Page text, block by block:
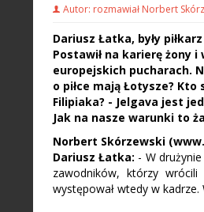
Autor: rozmawiał Norbert
Dariusz Łatka, były
Postawił na karierę żony i
europejskich pucharach.
o piłce mają Łotysze? Kto
Filipiaka? - Jelgava jest
Jak na nasze warunki to
Norbert Skórzewski
Dariusz Łatka: - W
zawodników, którzy
występował wtedy w